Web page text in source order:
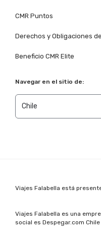
CMR Puntos
Derechos y Obligaciones
Beneficio CMR Elite
Navegar en el sitio de:
Viajes Falabella está
Viajes Falabella es una
social es Despegar.com Chile